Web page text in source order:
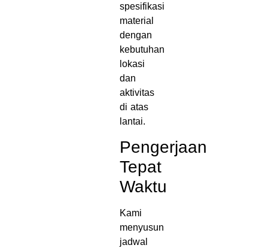
spesifikasi
material
dengan
kebutuhan
lokasi
dan
aktivitas
di atas
lantai.
Pengerjaan
Tepat
Waktu
Kami
menyusun
jadwal